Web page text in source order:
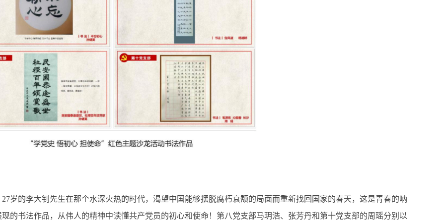
的李大钊先生在那个水深火热的时代，渴望中国能够摆脱腐朽衰颓的局面而重新找回国家的春天，这是青春的呐
的书法作品，从伟人的精神中读懂共产党员的初心和使命！第八党支部马玥浩、张芳丹和第十党支部的周瑶分别以